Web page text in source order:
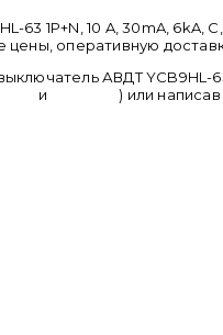
1P+N, 10 A, 30mA,
оперативную
АВДТ YCB9HL-
и telegram) или